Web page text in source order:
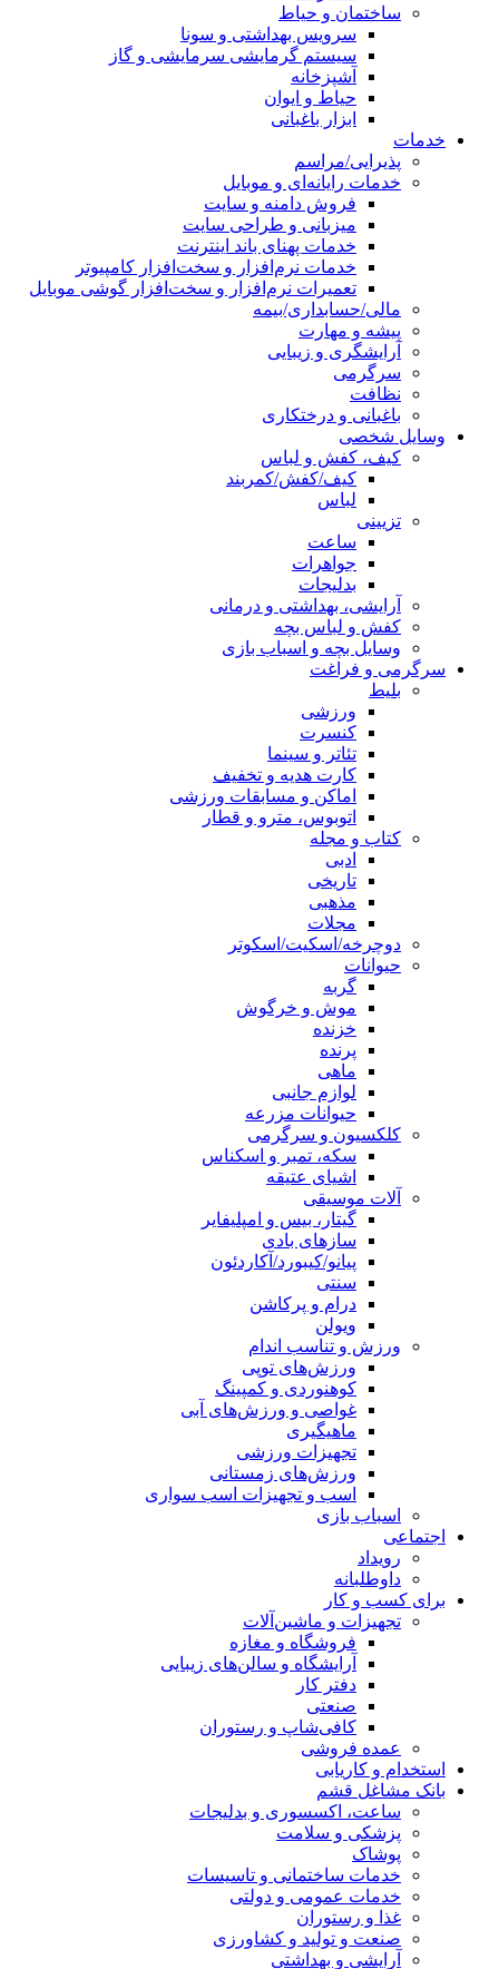
ساختمان و حیاط
سرویس بهداشتی و سونا
سیستم گرمایشی سرمایشی و گاز
آشپزخانه
حیاط و ایوان
ابزار باغبانی
خدمات
پذیرایی/مراسم
خدمات رایانه‌ای و موبایل
فروش دامنه و سایت
میزبانی و طراحی سایت
خدمات پهنای باند اینترنت
خدمات نرم‌افزار و سخت‌افزار کامپیوتر
تعمیرات نرم‌افزار و سخت‌افزار گوشی موبایل
مالی/حسابداری/بیمه
پیشه و مهارت
آرایشگری و زیبایی
سرگرمی
نظافت
باغبانی و درختکاری
وسایل شخصی
کیف، کفش و لباس
کیف/کفش/کمربند
لباس
تزیینی
ساعت
جواهرات
بدلیجات
آرایشی، بهداشتی و درمانی
کفش و لباس بچه
وسایل بچه و اسباب بازی
سرگرمی و فراغت
بلیط
ورزشی
کنسرت
تئاتر و سینما
کارت هدیه و تخفیف
اماکن و مسابقات ورزشی
اتوبوس، مترو و قطار
کتاب و مجله
ادبی
تاریخی
مذهبی
مجلات
دوچرخه/اسکیت/اسکوتر
حیوانات
گربه
موش و خرگوش
خزنده
پرنده
ماهی
لوازم جانبی
حیوانات مزرعه
کلکسیون و سرگرمی
سکه، تمبر و اسکناس
اشیای عتیقه
آلات موسیقی
گیتار، بیس و امپلیفایر
سازهای بادی
پیانو/کیبورد/آکاردئون
سنتی
درام و پرکاشن
ویولن
ورزش و تناسب اندام
ورزش‌های توپی
کوهنوردی و کمپینگ
غواصی و ورزش‌های آبی
ماهیگیری
تجهیزات ورزشی
ورزش‌های زمستانی
اسب و تجهیزات اسب سواری
اسباب‌ بازی
اجتماعی
رویداد
داوطلبانه
برای کسب و کار
تجهیزات و ماشین‌آلات
فروشگاه و مغازه
آرایشگاه و سالن‌های زیبایی
دفتر کار
صنعتی
کافی‌شاپ و رستوران
عمده فروشی
استخدام و کاریابی
بانک مشاغل قشم
ساعت، اکسسوری و بدلیجات
پزشکی و سلامت
پوشاک
خدمات ساختمانی و تاسیسات
خدمات عمومی و دولتی
غذا و رستوران
صنعت و تولید و کشاورزی
آرایشی و بهداشتی